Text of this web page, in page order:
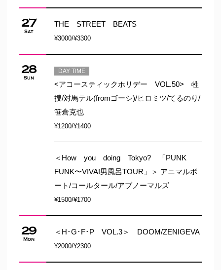
27
Sat
THE STREET BEATS
¥3000/¥3300
28
Sun
DAY TIME
<アコースティックホリデー VOL.50> 牲
捜/対馬テル(fromゴーシ)/ヒロミツ/てるのり/
笹倉克也
¥1200/¥1400
＜How you doing Tokyo? 「PUNK
FUNK〜VIVA!男風呂TOUR」＞ アニマルボ
ート/コールタール/アブノーマルズ
¥1500/¥1700
29
Mon
＜H･G･F･P VOL.3＞ DOOM/ZENIGEVA
¥2000/¥2300